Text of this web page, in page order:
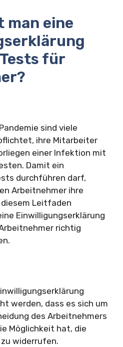
man eine
für
sind viele
ihre Mitarbeiter
einer Infektion mit
Damit ein
durchführen darf,
Arbeitnehmer ihre
diesem Leitfaden
Einwilligungserklärung
richtig
werden, dass es sich um
des Arbeitnehmers
Möglichkeit hat, die
widerrufen.